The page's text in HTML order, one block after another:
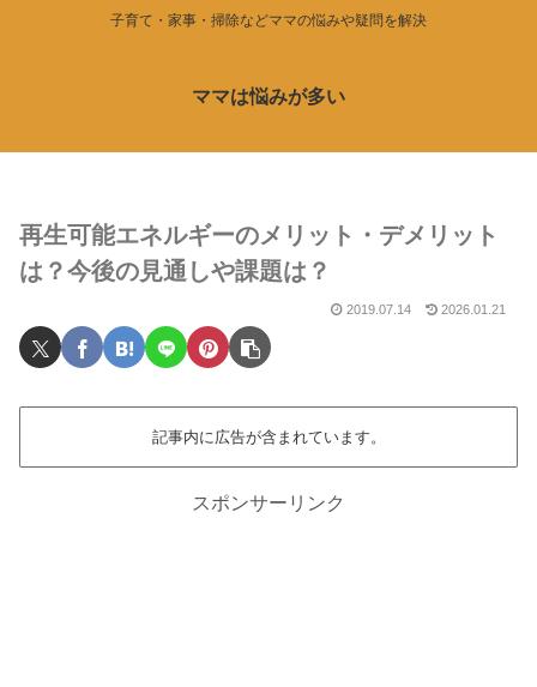
子育て・家事・掃除などママの悩みや疑問を解決
ママは悩みが多い
再生可能エネルギーのメリット・デメリット
は？今後の見通しや課題は？
2019.07.14 2026.01.21
記事内に広告が含まれています。
スポンサーリンク